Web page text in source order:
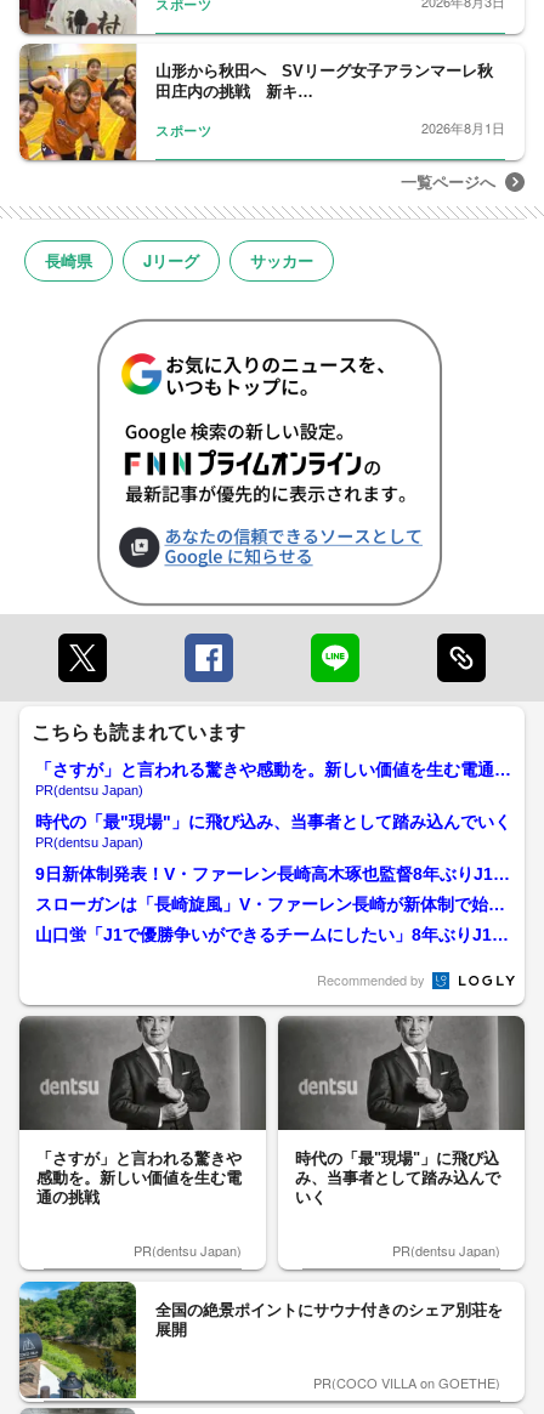
スポーツ
山形から秋田へ SVリーグ女子アランマーレ秋
田庄内の挑戦 新キ…
スポーツ 2026年8月1日
一覧ページへ
長崎県 Jリーグ サッカー
こちらも読まれています
「さすが」と言われる驚きや感動を。新しい価値を生む電通の
挑戦
PR(dentsu Japan)
時代の「最"現場"」に飛び込み、当事者として踏み込んでいく
PR(dentsu Japan)
9日新体制発表！V・ファーレン長崎高木琢也監督8年ぶりJ1で
の戦いに向けて「上の...
スローガンは「長崎旋風」V・ファーレン長崎が新体制で始動
キャプテンは2年連続山...
山口蛍「J1で優勝争いができるチームにしたい」8年ぶりJ1昇
Recommended by
「さすが」と言われる驚きや
感動を。新しい価値を生む電
通の挑戦
PR(dentsu Japan)
時代の「最"現場"」に飛び込
み、当事者として踏み込んで
いく
PR(dentsu Japan)
全国の絶景ポイントにサウナ付きのシェア別荘を
展開
PR(COCO VILLA on GOETHE)